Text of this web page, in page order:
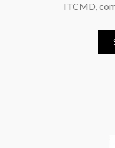
ITCMD,